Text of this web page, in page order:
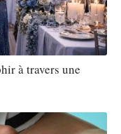
à travers une